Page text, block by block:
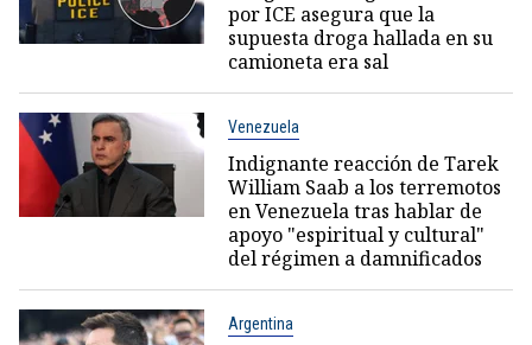
por ICE asegura que la
supuesta droga hallada en su
camioneta era sal
Venezuela
Indignante reacción de Tarek
William Saab a los terremotos
en Venezuela tras hablar de
apoyo "espiritual y cultural"
del régimen a damnificados
Argentina